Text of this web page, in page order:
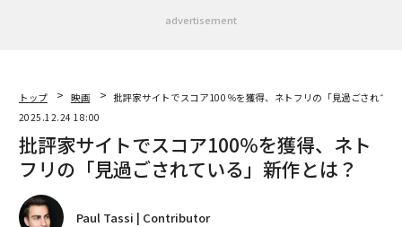
advertisement
トップ 映画
批評家サイトでスコア100％を獲得、ネトフリの「見過ごされてい
2025.12.24 18:00
批評家サイトでスコア100％を獲得、ネト
フリの「見過ごされている」新作とは？
Paul Tassi | Contributor